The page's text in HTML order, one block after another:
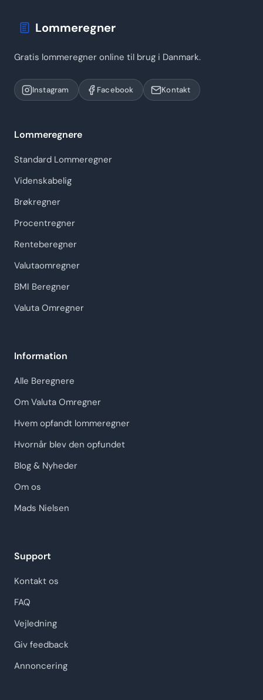
Lommeregner
Gratis lommeregner online til brug i Danmark.
Instagram Facebook Kontakt
Lommeregnere
Standard Lommeregner
Videnskabelig
Brøkregner
Procentregner
Renteberegner
Valutaomregner
BMI Beregner
Valuta Omregner
Information
Alle Beregnere
Om Valuta Omregner
Hvem opfandt lommeregner
Hvornår blev den opfundet
Blog & Nyheder
Om os
Mads Nielsen
Support
Kontakt os
FAQ
Vejledning
Giv feedback
Annoncering